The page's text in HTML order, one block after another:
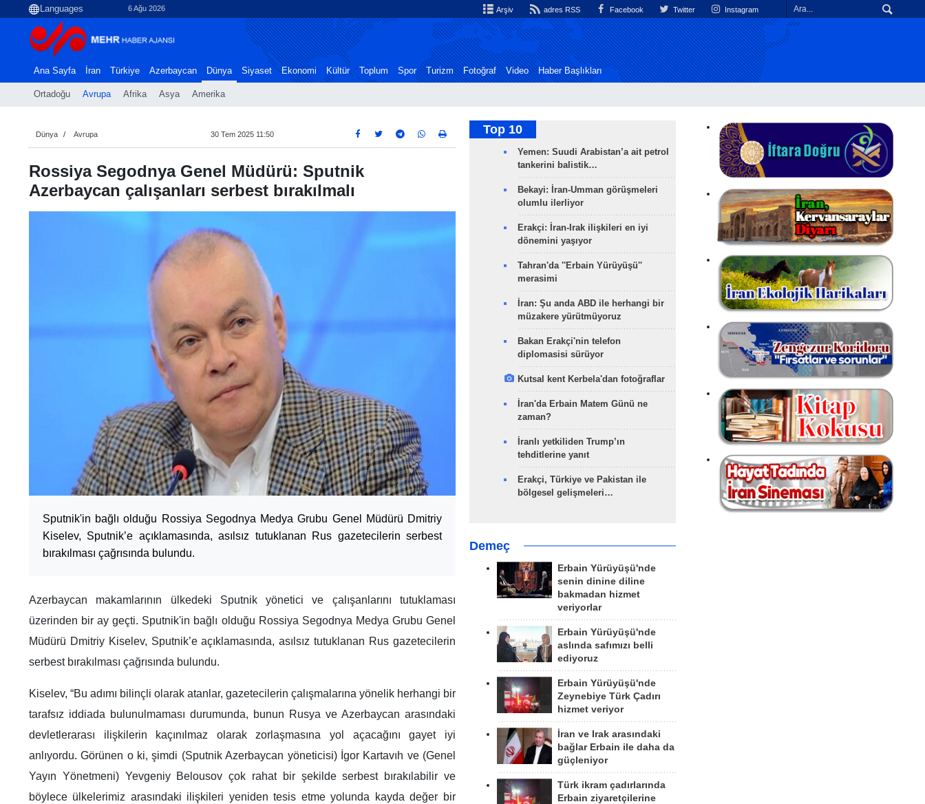
6 Ağu 2026 Arşiv adres RSS Facebook Twitter Instagram
Ana Sayfa İran Türkiye Azerbaycan Dünya
Ortadoğu Avrupa Afrika Asya Amerika
Siyaset Ekonomi Kültür Toplum Spor Turizm Fotoğraf Video Haber Başlıkları
Dünya Avrupa 30 Tem 2025 11:50
Rossiya Segodnya Genel Müdürü: Sputnik
Azerbaycan çalışanları serbest bırakılmalı
Sputnik'in bağlı olduğu Rossiya Segodnya Medya Grubu Genel Müdürü Dmitriy
Kiselev, Sputnik’e açıklamasında, asılsız tutuklanan Rus gazetecilerin serbest
bırakılması çağrısında bulundu.
Azerbaycan makamlarının ülkedeki Sputnik yönetici ve çalışanlarını tutuklaması
üzerinden bir ay geçti. Sputnik'in bağlı olduğu Rossiya Segodnya Medya Grubu Genel
Müdürü Dmitriy Kiselev, Sputnik’e açıklamasında, asılsız tutuklanan Rus gazetecilerin
serbest bırakılması çağrısında bulundu.
Kiselev, “Bu adımı bilinçli olarak atanlar, gazetecilerin çalışmalarına yönelik herhangi bir
tarafsız iddiada bulunulmaması durumunda, bunun Rusya ve Azerbaycan arasındaki
devletlerarası ilişkilerin kaçınılmaz olarak zorlaşmasına yol açacağını gayet iyi
anlıyordu. Görünen o ki, şimdi (Sputnik Azerbaycan yöneticisi) İgor Kartavıh ve (Genel
Yayın Yönetmeni) Yevgeniy Belousov çok rahat bir şekilde serbest bırakılabilir ve
böylece ülkelerimiz arasındaki ilişkileri yeniden tesis etme yolunda kayda değer bir
Top 10
Yemen: Suudi Arabistan’a ait petrol
tankerini balistik…
Bekayi: İran-Umman görüşmeleri
olumlu ilerliyor
Erakçi: İran-Irak ilişkileri en iyi
dönemini yaşıyor
Tahran'da ''Erbain Yürüyüşü''
merasimi
İran: Şu anda ABD ile herhangi bir
müzakere yürütmüyoruz
Bakan Erakçi'nin telefon
diplomasisi sürüyor
Kutsal kent Kerbela'dan fotoğraflar
İran'da Erbain Matem Günü ne
zaman?
İranlı yetkiliden Trump’ın
tehditlerine yanıt
Erakçi, Türkiye ve Pakistan ile
bölgesel gelişmeleri…
Demeç
Erbain Yürüyüşü'nde
senin dinine diline
bakmadan hizmet
veriyorlar
Erbain Yürüyüşü'nde
aslında safımızı belli
ediyoruz
Erbain Yürüyüşü'nde
Zeynebiye Türk Çadırı
hizmet veriyor
İran ve Irak arasındaki
bağlar Erbain ile daha da
güçleniyor
Türk ikram çadırlarında
Erbain ziyaretçilerine